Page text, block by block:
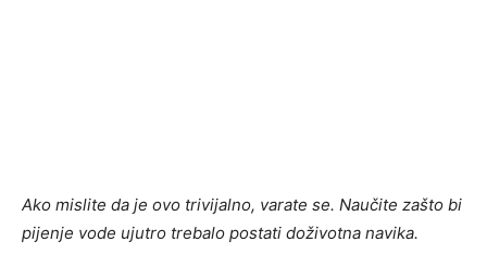
Ako mislite da je ovo trivijalno, varate se. Naučite zašto bi
pijenje vode ujutro trebalo postati doživotna navika.